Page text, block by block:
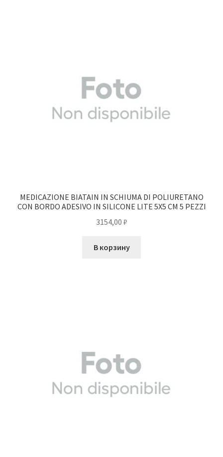
MEDICAZIONE BIATAIN IN SCHIUMA DI POLIURETANO
CON BORDO ADESIVO IN SILICONE LITE 5X5 CM 5 PEZZI
3154,00 ₽
В корзину